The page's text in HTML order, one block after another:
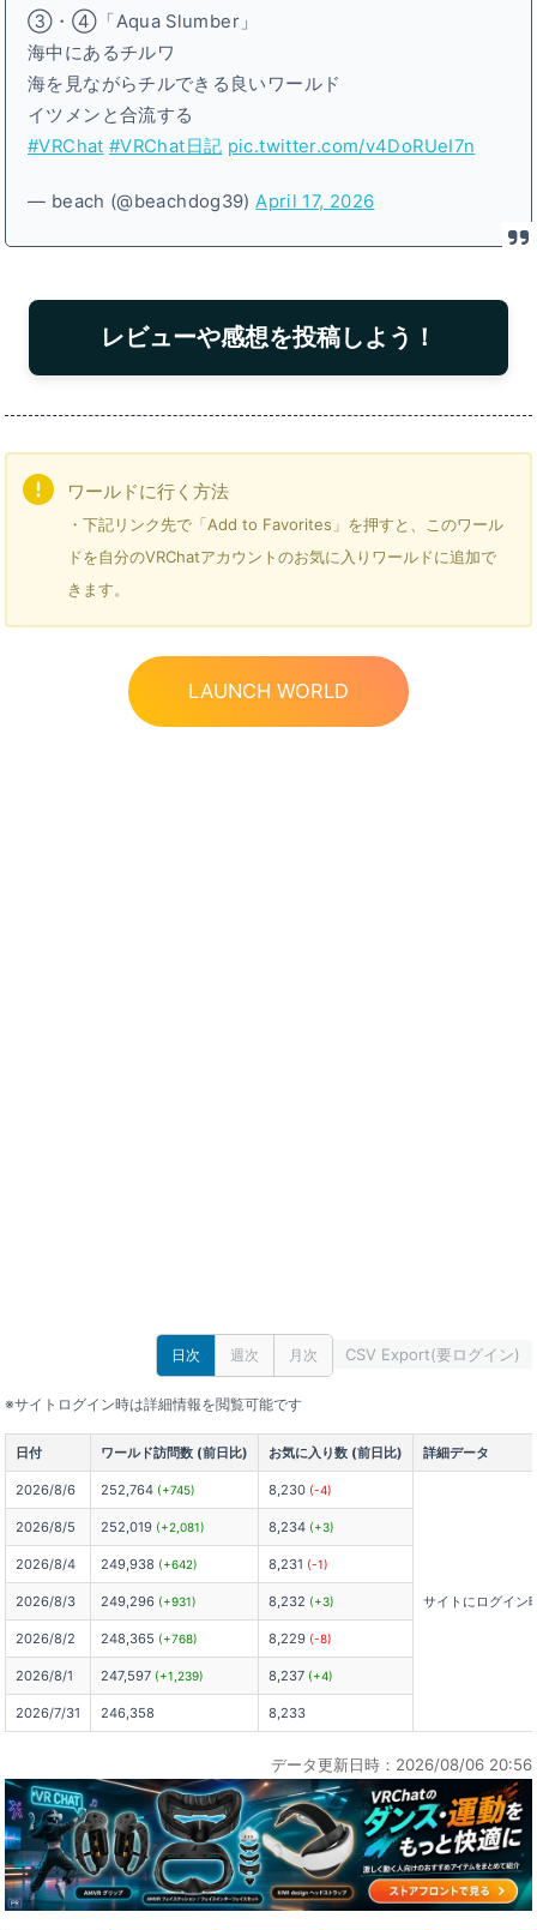
③・④「Aqua Slumber」
海中にあるチルワ
海を見ながらチルできる良いワールド
イツメンと合流する
#VRChat #VRChat日記 pic.twitter.com/v4DoRUeI7n
— beach (@beachdog39)April 17, 2026
レビューや感想を投稿しよう！
ワールドに行く方法
・下記リンク先で「Add to Favorites」を押すと、このワール
ドを自分のVRChatアカウントのお気に入りワールドに追加で
きます。
LAUNCH WORLD
日次 週次 月次 CSV Export(要ログイン)
※サイトログイン時は詳細情報を閲覧可能です
日付 ワールド訪問数 (前日比) お気に入り数 (前日比) 詳細データ
2026/8/6 252,764 (+745) 8,230 (-4)
サイトにログイン
2026/8/5 252,019 (+2,081) 8,234 (+3)
2026/8/4 249,938 (+642) 8,231 (-1)
2026/8/3 249,296 (+931) 8,232 (+3)
2026/8/2 248,365 (+768) 8,229 (-8)
2026/8/1 247,597 (+1,239) 8,237 (+4)
2026/7/31 246,358 8,233
データ更新日時：2026/08/06 20:56